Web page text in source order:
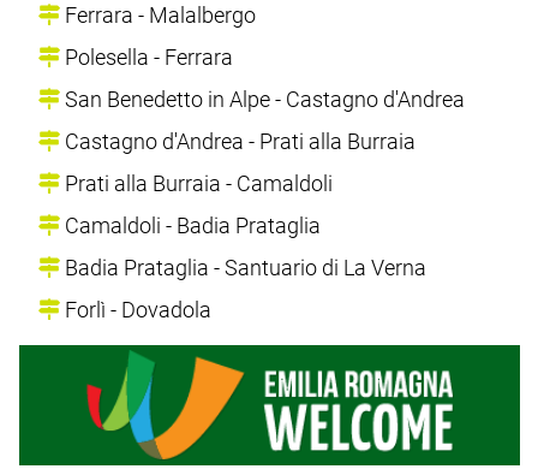
Ferrara - Malalbergo
Polesella - Ferrara
San Benedetto in Alpe - Castagno d'Andrea
Castagno d'Andrea - Prati alla Burraia
Prati alla Burraia - Camaldoli
Camaldoli - Badia Prataglia
Badia Prataglia - Santuario di La Verna
Forlì - Dovadola